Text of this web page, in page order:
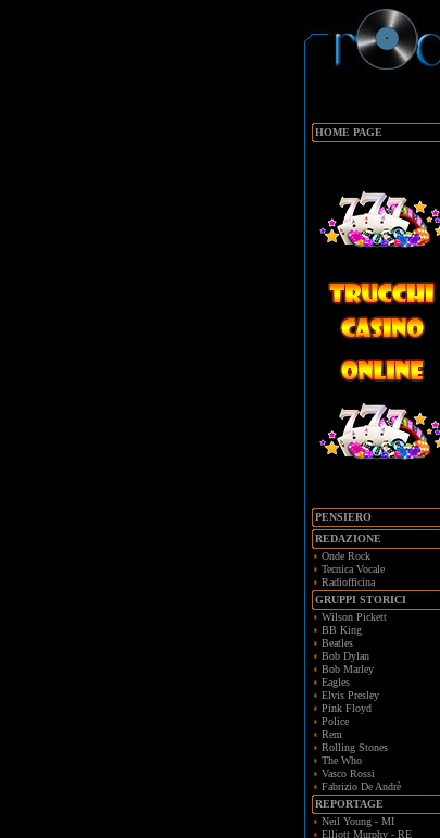
HOME PAGE
PENSIERO
REDAZIONE
Onde Rock
Tecnica Vocale
Radiofficina
GRUPPI STORICI
Wilson Pickett
BB King
Beatles
Bob Dylan
Bob Marley
Eagles
Elvis Presley
Pink Floyd
Police
Rem
Rolling Stones
The Who
Vasco Rossi
Fabrizio De Andrè
REPORTAGE
Neil Young - MI
Elliott Murphy - RE